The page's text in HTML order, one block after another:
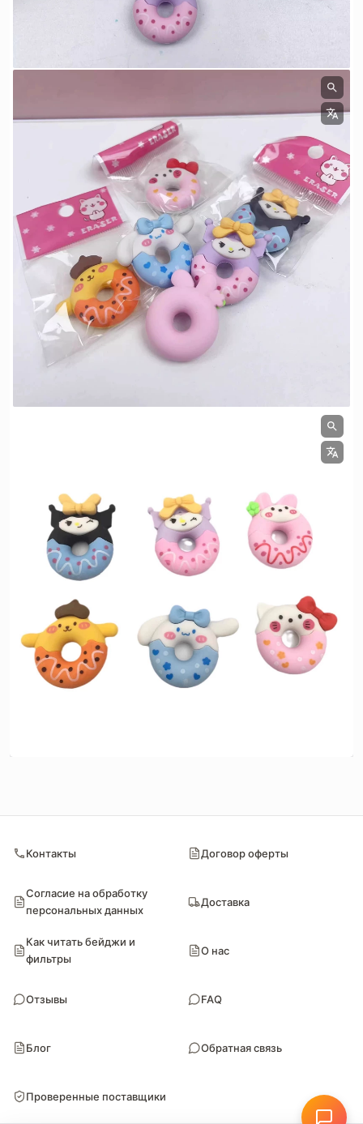
Контакты Договор оферты
Согласие на обработку
персональных данных
Доставка
Как читать бейджи и
фильтры
О нас
Отзывы FAQ
Блог Обратная связь
Проверенные поставщики